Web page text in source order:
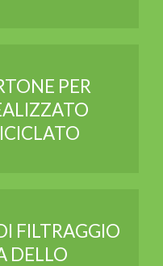
PER
FILTRAGGIO
DELLO